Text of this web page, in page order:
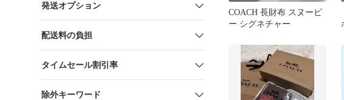
発送オプション
配送料の負担
タイムセール割引率
除外キーワード
COACH 長財布 スヌーピ
ー シグネチャー